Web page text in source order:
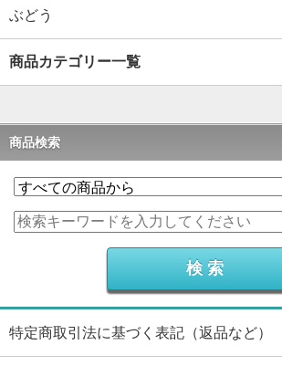
ぶどう
商品カテゴリー一覧
商品検索
特定商取引法に基づく表記（返品など）